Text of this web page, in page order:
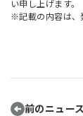
い申し上げます。
※記載の内容は、
前のニュース